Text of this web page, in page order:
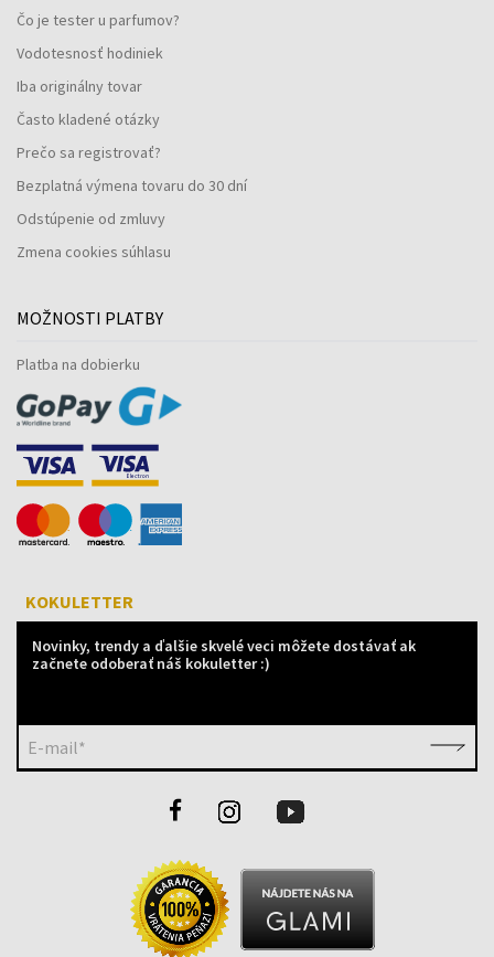
Čo je tester u parfumov?
Vodotesnosť hodiniek
Iba originálny tovar
Často kladené otázky
Prečo sa registrovať?
Bezplatná výmena tovaru do 30 dní
Odstúpenie od zmluvy
Zmena cookies súhlasu
MOŽNOSTI PLATBY
Platba na dobierku
KOKULETTER
Novinky, trendy a ďalšie skvelé veci môžete dostávať ak
začnete odoberať náš kokuletter :)
E-mail*